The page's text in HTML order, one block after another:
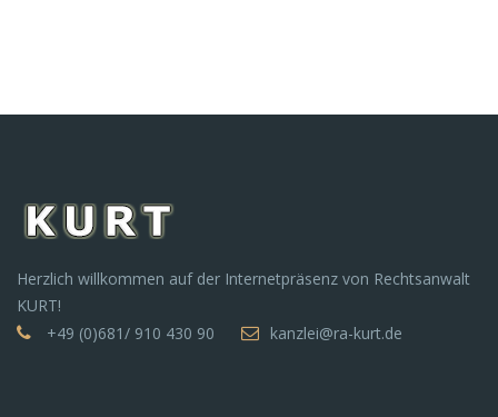
Herzlich willkommen auf der Internetpräsenz von Rechtsanwalt
KURT!
+49 (0)681/ 910 430 90
kanzlei@ra-kurt.de